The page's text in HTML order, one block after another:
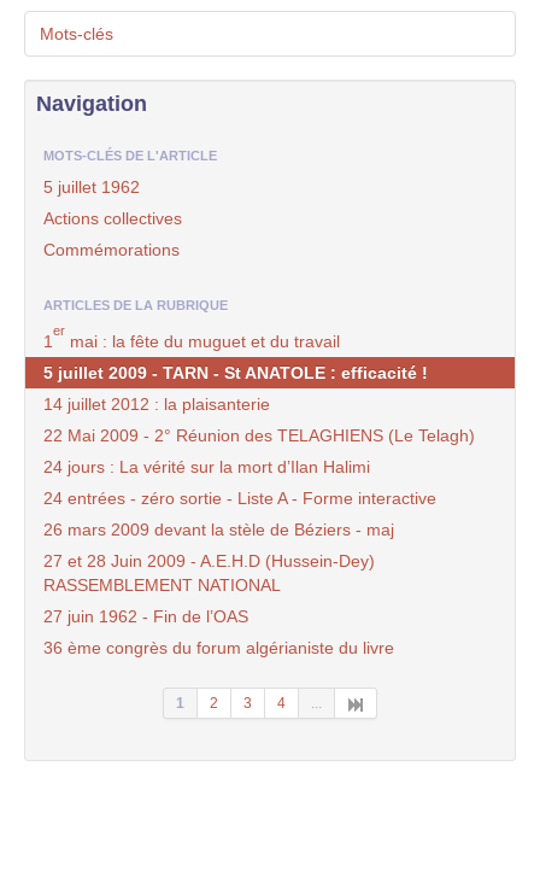
Mots-clés
Navigation
MOTS-CLÉS DE L'ARTICLE
5 juillet 1962
Actions collectives
Commémorations
ARTICLES DE LA RUBRIQUE
1
er
mai : la fête du muguet et du travail
5 juillet 2009 - TARN - St ANATOLE : efficacité !
14 juillet 2012 : la plaisanterie
22 Mai 2009 - 2° Réunion des TELAGHIENS (Le Telagh)
24 jours : La vérité sur la mort d’Ilan Halimi
24 entrées - zéro sortie - Liste A - Forme interactive
26 mars 2009 devant la stèle de Béziers - maj
27 et 28 Juin 2009 - A.E.H.D (Hussein-Dey)
RASSEMBLEMENT NATIONAL
27 juin 1962 - Fin de l’OAS
36 ème congrès du forum algérianiste du livre
1 2 3 4